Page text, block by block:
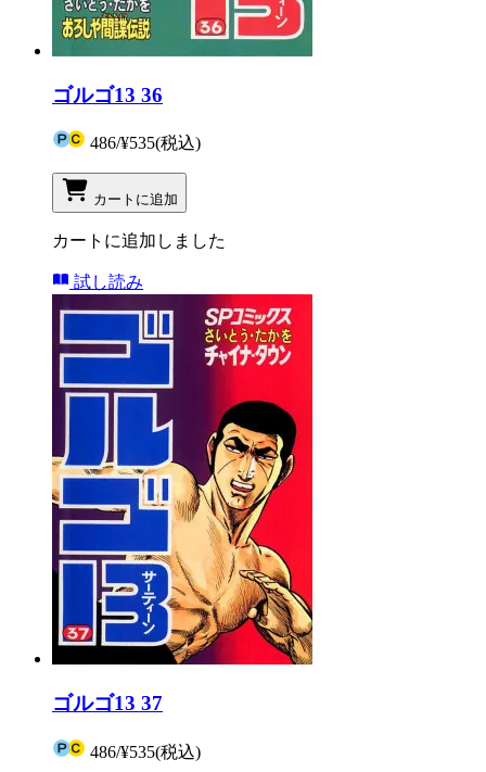
ゴルゴ13 36
486/¥535(税込)
カートに追加
カートに追加しました
試し読み
ゴルゴ13 37
486/¥535(税込)